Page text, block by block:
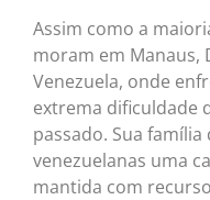
Assim como a
moram em Manaus,
Venezuela, onde
extrema dificuldade
passado. Sua
venezuelanas uma
mantida com